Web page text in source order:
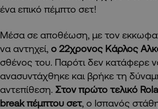
ένα επικό πέμπτο σετ!
Μέσα σε αποθέωση, με τον
να αντηχεί, ο 22χρονος Κάρλος
σθένος του. Παρότι δεν κατάφερε
ανασυντάχθηκε και βρήκε τη
αντεπίθεση. Στον πρώτο τελικό
break πέμπτου σετ, ο Ισπανός